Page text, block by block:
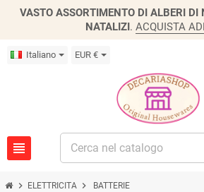
VASTO ASSORTIMENTO DI ALBERI DI
NATALIZI. ACQUISTA
Italiano EUR €
view_headline
chevron_right ELETTRICITA chevron_right BATTERIE